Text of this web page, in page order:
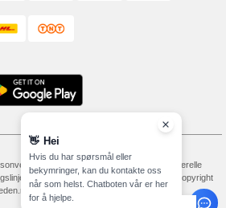
Vilkår og betingelser
Generelle
for informasjonskapsler Site Map
Copyright
- Alle rettigheter forbeholdt
👋 Hei
Hvis du har spørsmål eller
bekymringer, kan du kontakte oss
når som helst. Chatboten vår er her
for å hjelpe.